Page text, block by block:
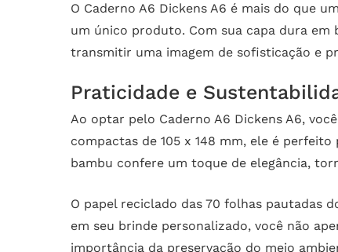
O Caderno A6 Dickens A6 é mais do que
um único produto. Com sua capa dura em
transmitir uma imagem de sofisticação e
Praticidade e
Ao optar pelo Caderno A6 Dickens A6,
compactas de 105 x 148 mm, ele é
bambu confere um toque de elegância,
O papel reciclado das 70 folhas pautadas
em seu brinde personalizado, você não
importância da preservação do meio